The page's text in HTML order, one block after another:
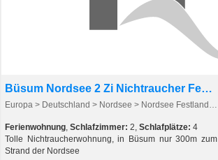
Büsum Nordsee 2 Zi Nichtraucher Ferienwohnung ***
Europa > Deutschland > Nordsee > Nordsee Festland > Büsum
Ferienwohnung, Schlafzimmer: 2, Schlafplätze: 4
Tolle Nichtraucherwohnung, in Büsum nur 300m zum
Strand der Nordsee